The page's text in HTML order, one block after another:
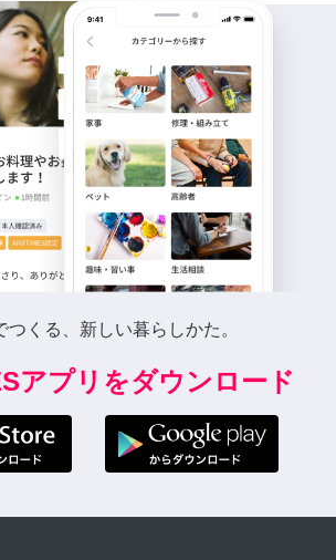
つくる、新しい暮らしかた。
アプリをダウンロード